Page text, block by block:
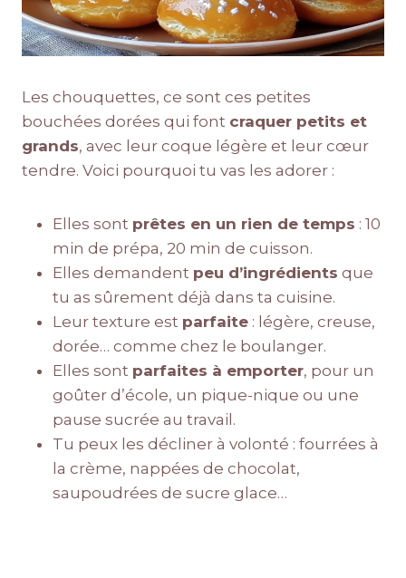
Les chouquettes, ce sont ces petites
bouchées dorées qui font craquer petits et
grands, avec leur coque légère et leur cœur
tendre. Voici pourquoi tu vas les adorer :
Elles sont prêtes en un rien de temps : 10
min de prépa, 20 min de cuisson.
Elles demandent peu d’ingrédients que
tu as sûrement déjà dans ta cuisine.
Leur texture est parfaite : légère, creuse,
dorée… comme chez le boulanger.
Elles sont parfaites à emporter, pour un
goûter d’école, un pique-nique ou une
pause sucrée au travail.
Tu peux les décliner à volonté : fourrées à
la crème, nappées de chocolat,
saupoudrées de sucre glace…